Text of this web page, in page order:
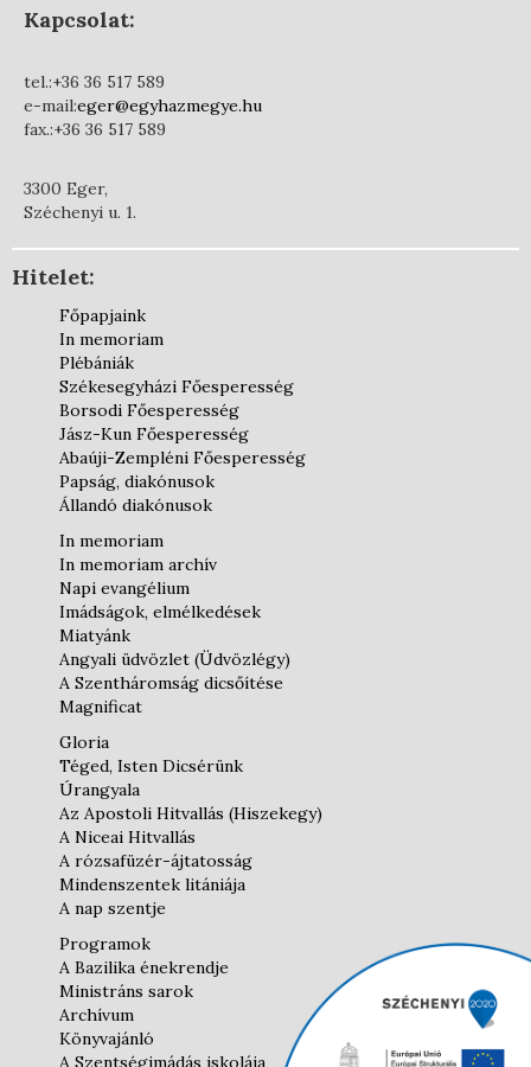
Kapcsolat:
tel.:+36 36 517 589
e-mail:eger@egyhazmegye.hu
fax.:+36 36 517 589
3300 Eger,
Széchenyi u. 1.
Hitelet:
Főpapjaink
In memoriam
Plébániák
Székesegyházi Főesperesség
Borsodi Főesperesség
Jász-Kun Főesperesség
Abaúji-Zempléni Főesperesség
Papság, diakónusok
Állandó diakónusok
In memoriam
In memoriam archív
Napi evangélium
Imádságok, elmélkedések
Miatyánk
Angyali üdvözlet (Üdvözlégy)
A Szentháromság dicsőítése
Magnificat
Gloria
Téged, Isten Dicsérünk
Úrangyala
Az Apostoli Hitvallás (Hiszekegy)
A Niceai Hitvallás
A rózsafüzér-ájtatosság
Mindenszentek litániája
A nap szentje
Programok
A Bazilika énekrendje
Ministráns sarok
Archívum
Könyvajánló
A Szentségimádás iskolája